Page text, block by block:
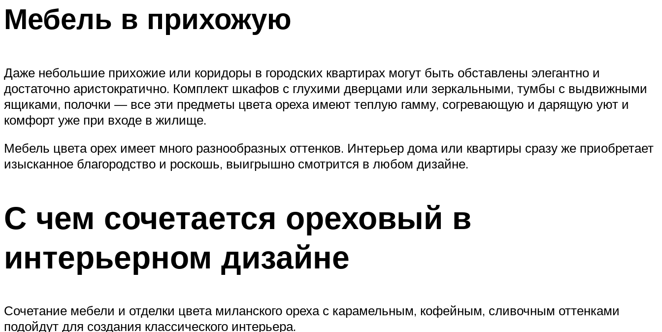
Мебель в прихожую
Даже небольшие прихожие или коридоры в городских квартирах могут быть обставлены элегантно и
достаточно аристократично. Комплект шкафов с глухими дверцами или зеркальными, тумбы с выдвижными
ящиками, полочки — все эти предметы цвета ореха имеют теплую гамму, согревающую и дарящую уют и
комфорт уже при входе в жилище.
Мебель цвета орех имеет много разнообразных оттенков. Интерьер дома или квартиры сразу же приобретает
изысканное благородство и роскошь, выигрышно смотрится в любом дизайне.
С чем сочетается ореховый в
интерьерном дизайне
Сочетание мебели и отделки цвета миланского ореха с карамельным, кофейным, сливочным оттенками
подойдут для создания классического интерьера.